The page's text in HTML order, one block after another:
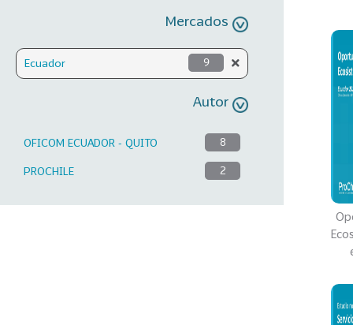
Mercados
Ecuador 9
Autor
OFICOM ECUADOR - QUITO 8
PROCHILE 2